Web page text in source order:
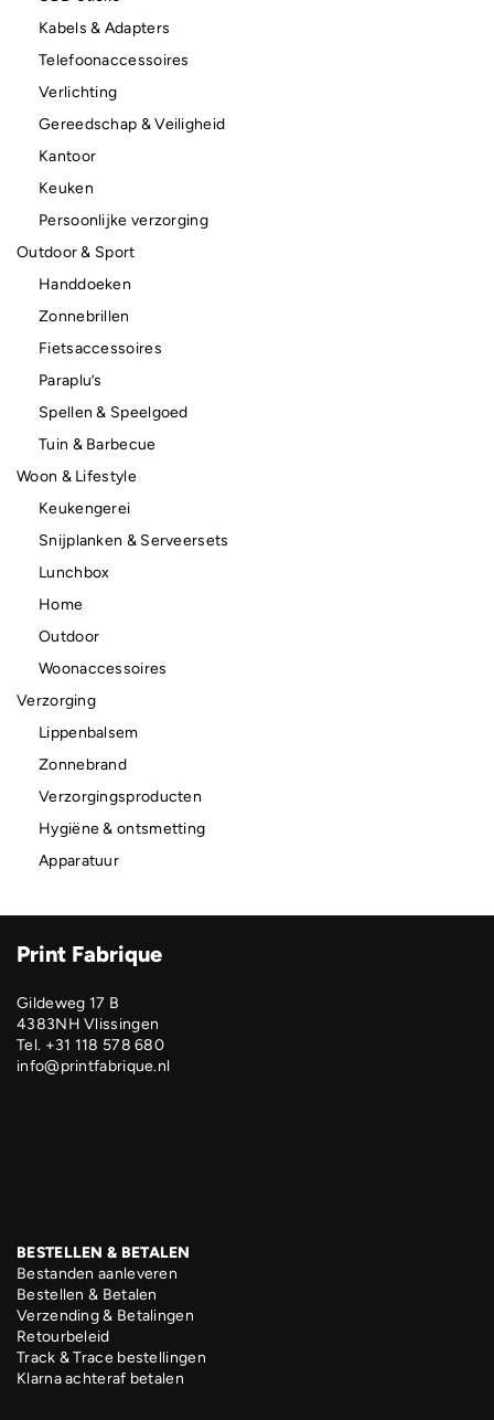
Kabels & Adapters
Telefoonaccessoires
Verlichting
Gereedschap & Veiligheid
Kantoor
Keuken
Persoonlijke verzorging
Outdoor & Sport
Handdoeken
Zonnebrillen
Fietsaccessoires
Paraplu’s
Spellen & Speelgoed
Tuin & Barbecue
Woon & Lifestyle
Keukengerei
Snijplanken & Serveersets
Lunchbox
Home
Outdoor
Woonaccessoires
Verzorging
Lippenbalsem
Zonnebrand
Verzorgingsproducten
Hygiëne & ontsmetting
Apparatuur
Print Fabrique
Gildeweg 17 B
4383NH Vlissingen
Tel. +31 118 578 680
info@printfabrique.nl
BESTELLEN & BETALEN
Bestanden aanleveren
Bestellen & Betalen
Verzending & Betalingen
Retourbeleid
Track & Trace bestellingen
Klarna achteraf betalen